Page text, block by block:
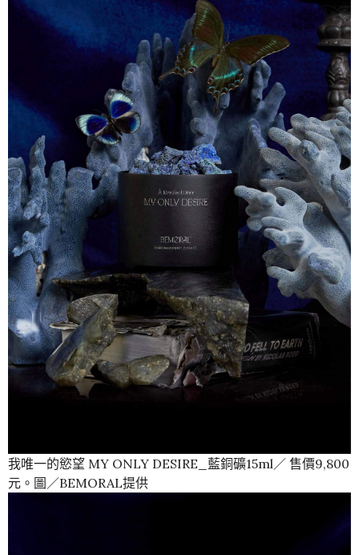
我唯一的慾望 MY ONLY DESIRE_藍銅礦15ml／ 售價9,800
元。圖／BEMORAL提供